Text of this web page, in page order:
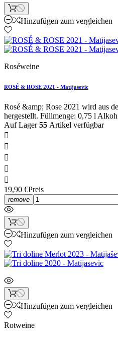
Hinzufügen zum vergleichen
Roséweine
ROSÉ & ROSE 2021 - Matijasevic
Rosé &amp; Rose 2021 wird aus
hergestellt. Füllmenge: 0,75 l
Auf Lager55 Artikel verfügbar





19,90 €Preis
remove
Hinzufügen zum vergleichen
Hinzufügen zum vergleichen
Rotweine